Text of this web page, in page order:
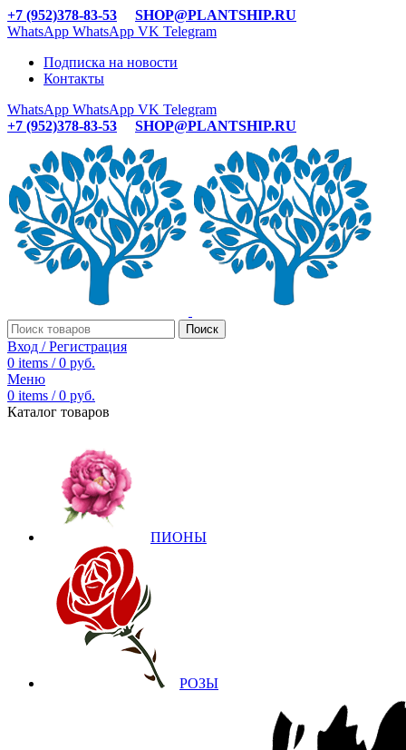
+7 (952)378-83-53
SHOP@PLANTSHIP.RU
WhatsApp WhatsApp VK Telegram
Подписка на новости
Контакты
WhatsApp WhatsApp VK Telegram
+7 (952)378-83-53
SHOP@PLANTSHIP.RU
Поиск
Вход / Регистрация
0 items / 0 руб.
Меню
0 items / 0 руб.
Каталог товаров
ПИОНЫ
РОЗЫ